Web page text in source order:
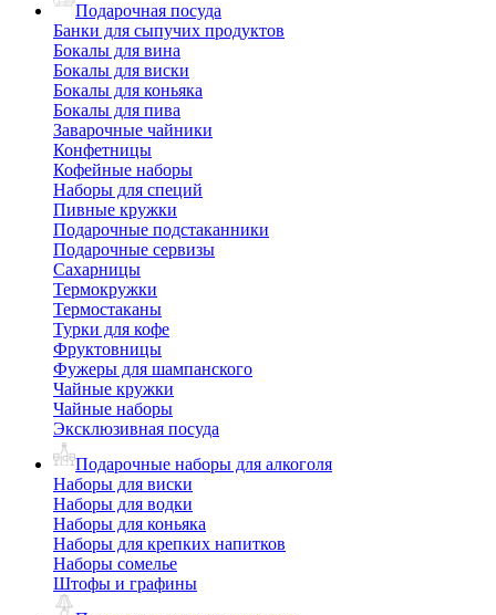
Подарочная посуда
Банки для сыпучих продуктов
Бокалы для вина
Бокалы для виски
Бокалы для коньяка
Бокалы для пива
Заварочные чайники
Конфетницы
Кофейные наборы
Наборы для специй
Пивные кружки
Подарочные подстаканники
Подарочные сервизы
Сахарницы
Термокружки
Термостаканы
Турки для кофе
Фруктовницы
Фужеры для шампанского
Чайные кружки
Чайные наборы
Эксклюзивная посуда
Подарочные наборы для алкоголя
Наборы для виски
Наборы для водки
Наборы для коньяка
Наборы для крепких напитков
Наборы сомелье
Штофы и графины